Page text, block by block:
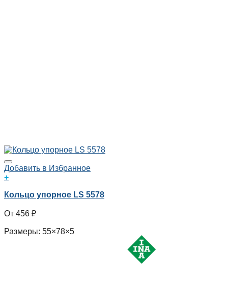
Добавить в Избранное
+
Кольцо упорное LS 5578
456 ₽
Размеры: 55×78×5